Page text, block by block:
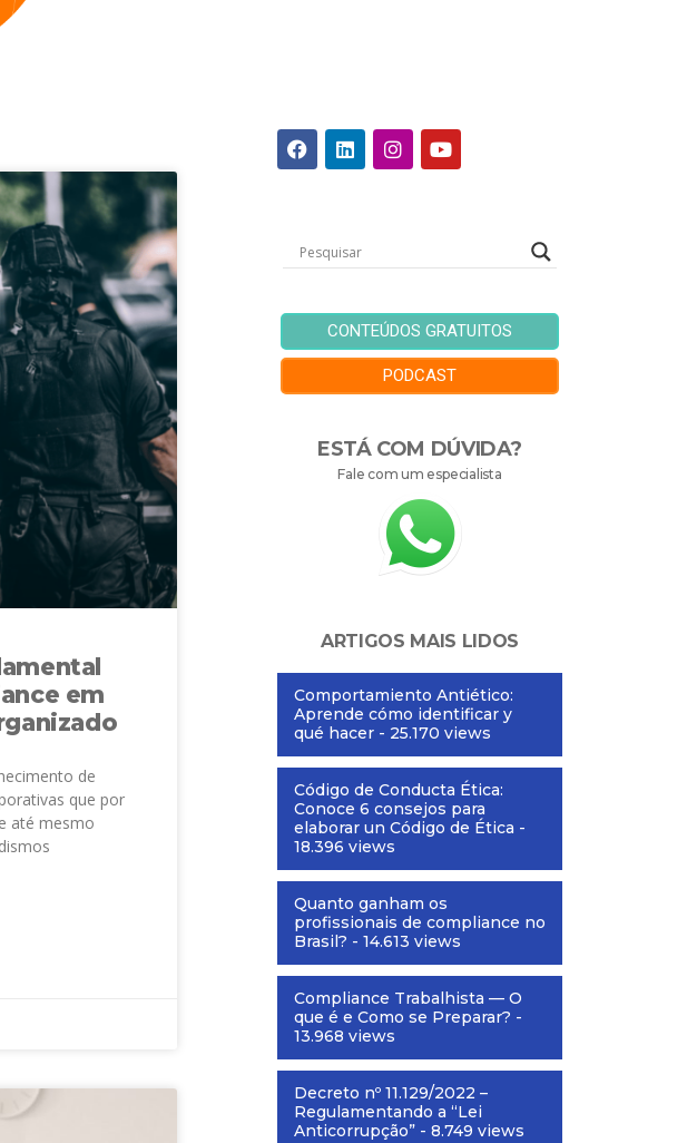
em
de
que por
até mesmo
CONTEÚDOS GRATUITOS
PODCAST
ESTÁ COM DÚVIDA?
Fale com um especialista
ARTIGOS MAIS LIDOS
Comportamiento Antiético:
Aprende cómo identificar y
qué hacer - 25.170 views
Código de Conducta Ética:
Conoce 6 consejos para
elaborar un Código de Ética -
18.396 views
Quanto ganham os
profissionais de compliance no
Brasil? - 14.613 views
Compliance Trabalhista — O
que é e Como se Preparar? -
13.968 views
Decreto nº 11.129/2022 –
Regulamentando a “Lei
Anticorrupção” - 8.749 views